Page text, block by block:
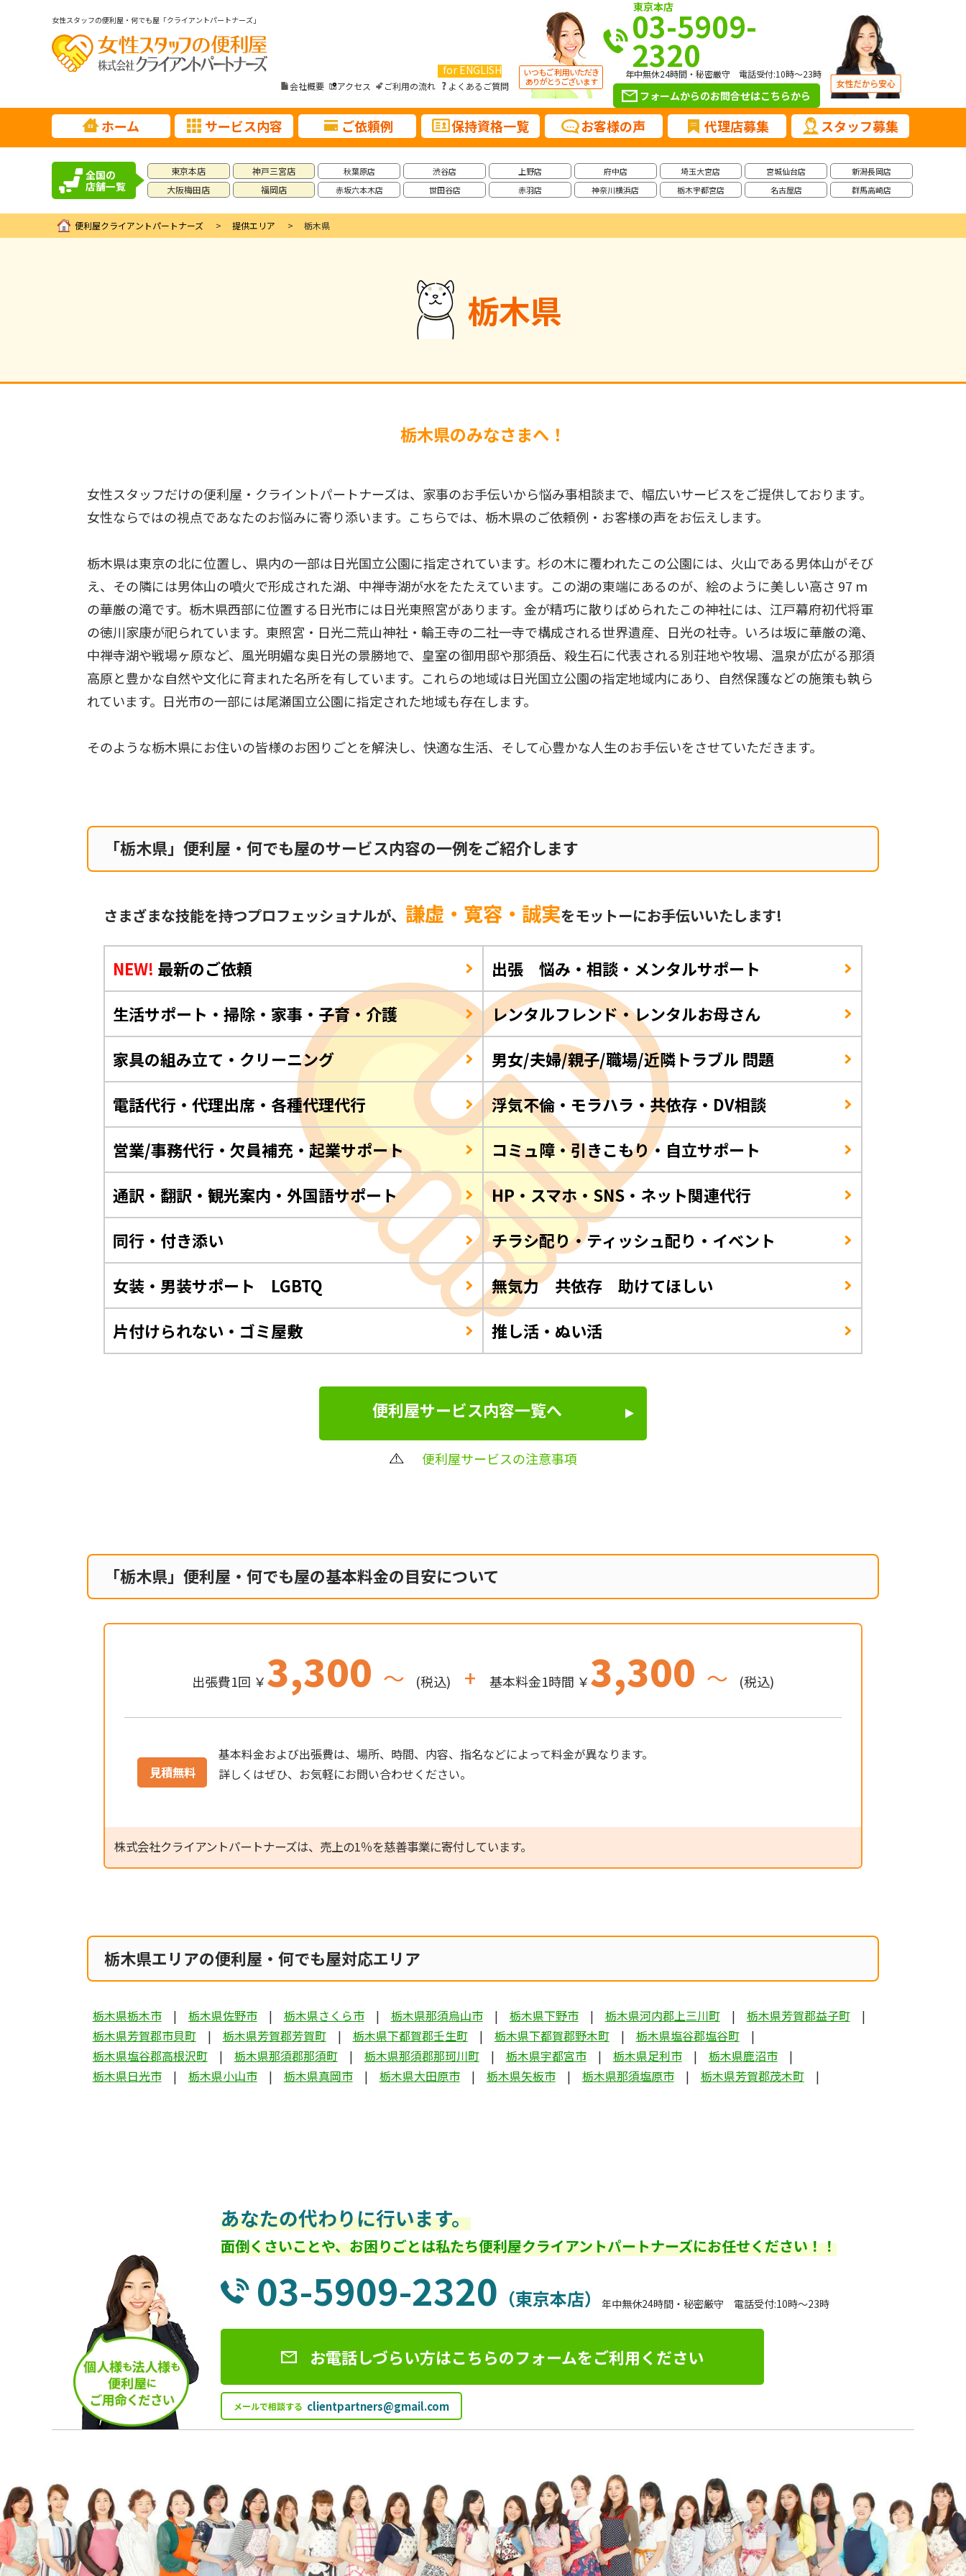
女性スタッフの便利屋・何でも屋「クライアントパートナーズ」
for ENGLISH
会社概要 アクセス ご利用の流れ よくあるご質問
東京本店
03-5909-
2320
年中無休24時間・秘密厳守 電話受付:10時～23時
フォームからのお問合せはこちらから
ホーム サービス内容 ご依頼例 保持資格一覧 お客様の声 代理店募集 スタッフ募集
全国の
店舗一覧
東京本店
大阪梅田店
神戸三宮店
福岡店
秋葉原店
赤坂六本木店
渋谷店
世田谷店
上野店
赤羽店
府中店
神奈川横浜店
埼玉大宮店
栃木宇都宮店
宮城仙台店
名古屋店
新潟長岡店
群馬高崎店
便利屋クライアントパートナーズ 提供エリア 栃木県
栃木県
栃木県のみなさまへ！
女性スタッフだけの便利屋・クライントパートナーズは、家事のお手伝いから悩み事相談まで、幅広いサービスをご提供しております。
女性ならではの視点であなたのお悩みに寄り添います。こちらでは、栃木県のご依頼例・お客様の声をお伝えします。
栃木県は東京の北に位置し、県内の一部は日光国立公園に指定されています。杉の木に覆われたこの公園には、火山である男体山がそび
え、その隣には男体山の噴火で形成された湖、中禅寺湖が水をたたえています。この湖の東端にあるのが、絵のように美しい高さ 97 m
の華厳の滝です。栃木県西部に位置する日光市には日光東照宮があります。金が精巧に散りばめられたこの神社には、江戸幕府初代将軍
の徳川家康が祀られています。東照宮・日光二荒山神社・輪王寺の二社一寺で構成される世界遺産、日光の社寺。いろは坂に華厳の滝、
中禅寺湖や戦場ヶ原など、風光明媚な奥日光の景勝地で、皇室の御用邸や那須岳、殺生石に代表される別荘地や牧場、温泉が広がる那須
高原と豊かな自然や文化に育まれた名所を有しています。これらの地域は日光国立公園の指定地域内にあり、自然保護などの施策も執ら
れています。日光市の一部には尾瀬国立公園に指定された地域も存在します。
そのような栃木県にお住いの皆様のお困りごとを解決し、快適な生活、そして心豊かな人生のお手伝いをさせていただきます。
「栃木県」便利屋・何でも屋のサービス内容の一例をご紹介します
さまざまな技能を持つプロフェッショナルが、謙虚・寛容・誠実をモットーにお手伝いいたします!
NEW! 最新のご依頼
出張 悩み・相談・メンタルサポート
生活サポート・掃除・家事・子育・介護
レンタルフレンド・レンタルお母さん
家具の組み立て・クリーニング
男女/夫婦/親子/職場/近隣トラブル 問題
電話代行・代理出席・各種代理代行
浮気不倫・モラハラ・共依存・DV相談
営業/事務代行・欠員補充・起業サポート
コミュ障・引きこもり・自立サポート
通訳・翻訳・観光案内・外国語サポート
HP・スマホ・SNS・ネット関連代行
同行・付き添い
チラシ配り・ティッシュ配り・イベント
女装・男装サポート LGBTQ
無気力 共依存 助けてほしい
片付けられない・ゴミ屋敷
推し活・ぬい活
便利屋サービス内容一覧へ
便利屋サービスの注意事項
「栃木県」便利屋・何でも屋の基本料金の目安について
出張費1回 ￥3,300 ～ (税込) + 基本料金1時間 ￥3,300 ～ (税込)
見積無料
基本料金および出張費は、場所、時間、内容、指名などによって料金が異なります。
詳しくはぜひ、お気軽にお問い合わせください。
株式会社クライアントパートナーズは、売上の1％を慈善事業に寄付しています。
栃木県エリアの便利屋・何でも屋対応エリア
栃木県栃木市 栃木県佐野市 栃木県さくら市 栃木県那須烏山市 栃木県下野市 栃木県河内郡上三川町
栃木県芳賀郡益子町
栃木県芳賀郡市貝町
栃木県芳賀郡芳賀町 栃木県下都賀郡壬生町 栃木県下都賀郡野木町
栃木県塩谷郡塩谷町
栃木県塩谷郡高根沢町
栃木県那須郡那須町 栃木県那須郡那珂川町 栃木県宇都宮市 栃木県足利市
栃木県鹿沼市
栃木県日光市
栃木県小山市 栃木県真岡市 栃木県大田原市 栃木県矢板市 栃木県那須塩原市 栃木県芳賀郡茂木町
あなたの代わりに行います。
面倒くさいことや、お困りごとは私たち便利屋クライアントパートナーズにお任せください！！
03-5909-2320 （東京本店） 年中無休24時間・秘密厳守 電話受付:10時～23時
お電話しづらい方はこちらのフォームをご利用ください
メールで相談する clientpartners@gmail.com